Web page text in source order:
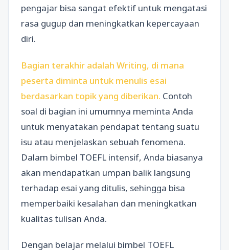
pengajar bisa sangat efektif untuk mengatasi
rasa gugup dan meningkatkan kepercayaan
diri.
Bagian terakhir adalah Writing, di mana
peserta diminta untuk menulis esai
berdasarkan topik yang diberikan. Contoh
soal di bagian ini umumnya meminta Anda
untuk menyatakan pendapat tentang suatu
isu atau menjelaskan sebuah fenomena.
Dalam bimbel TOEFL intensif, Anda biasanya
akan mendapatkan umpan balik langsung
terhadap esai yang ditulis, sehingga bisa
memperbaiki kesalahan dan meningkatkan
kualitas tulisan Anda.
Dengan belajar melalui bimbel TOEFL